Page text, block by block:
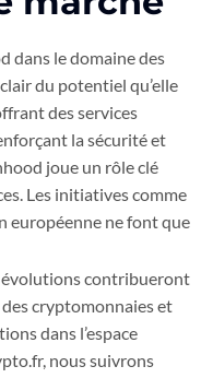
dans le domaine des
du potentiel qu’elle
des services
la sécurité et
joue un rôle clé
Les initiatives comme
européenne ne font que
évolutions contribueront
cryptomonnaies et
dans l’espace
nous suivrons